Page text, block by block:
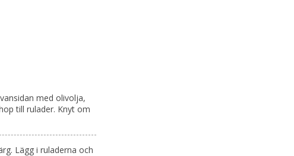
med olivolja,
till rulader. Knyt om
Lägg i ruladerna och